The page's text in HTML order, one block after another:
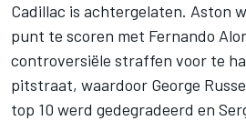
Cadillac is achtergelaten. Aston
punt te scoren met Fernando
controversiële straffen voor te
pitstraat, waardoor George
top 10 werd gedegradeerd en